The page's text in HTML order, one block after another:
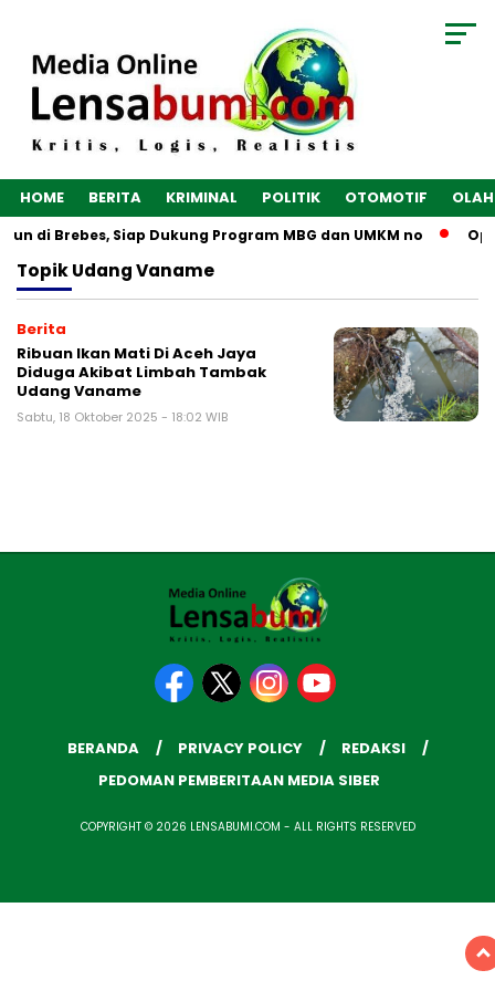
HOME BERITA KRIMINAL POLITIK OTOMOTIF
di Brebes, Siap Dukung Program MBG dan UMKM no
TopikUdang Vaname
Berita
Ribuan Ikan Mati Di Aceh Jaya
Diduga Akibat Limbah Tambak
Udang Vaname
Sabtu, 18 Oktober 2025 - 18:02 WIB
BERANDA PRIVACY POLICY
REDAKSI
PEDOMAN PEMBERITAAN MEDIA SIBER
COPYRIGHT © 2026 LENSABUMI.COM - ALL RIGHTS RESERVED